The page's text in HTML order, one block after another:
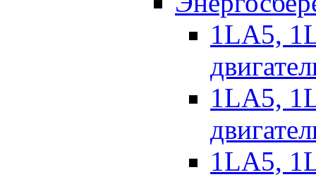
1LA5,
1LA5,
1LA5,